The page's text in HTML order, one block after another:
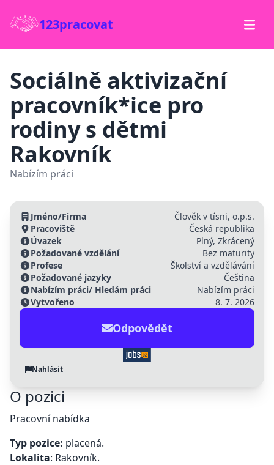
123pracovat
Sociálně aktivizační
pracovník*ice pro
rodiny s dětmi
Rakovník
Nabízím práci
Jméno/Firma
Člověk v tísni, o.p.s.
Pracoviště
Česká republika
Úvazek
Plný, Zkrácený
Požadované vzdělání
Bez maturity
Profese
Školství a vzdělávání
Požadované jazyky
Čeština
Nabízím práci/ Hledám práci
Nabízím práci
Vytvořeno
8. 7. 2026
Odpovědět
Nahlásit
O pozici
Pracovní nabídka
Typ pozice: placená.
Lokalita: Rakovník.